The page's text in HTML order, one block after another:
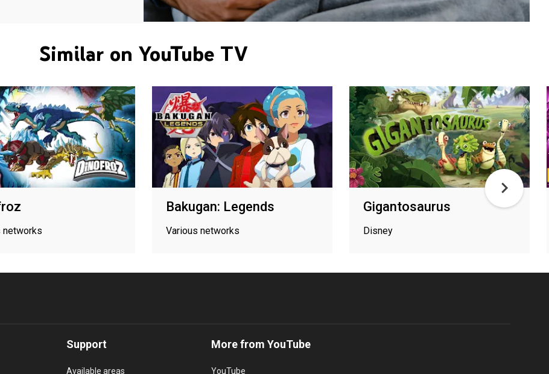
Similar on YouTube TV
networks
Bakugan: Legends
Various networks
Gigantosaurus
Disney
Support
Available areas
More from YouTube
YouTube